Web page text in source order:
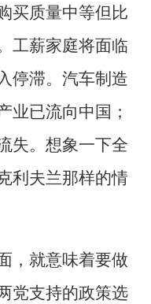
买质量中等但比
工薪家庭将面临
停滞。汽车制造
业已流向中国；
失。想象一下全
利夫兰那样的情
，就意味着要做
党支持的政策选